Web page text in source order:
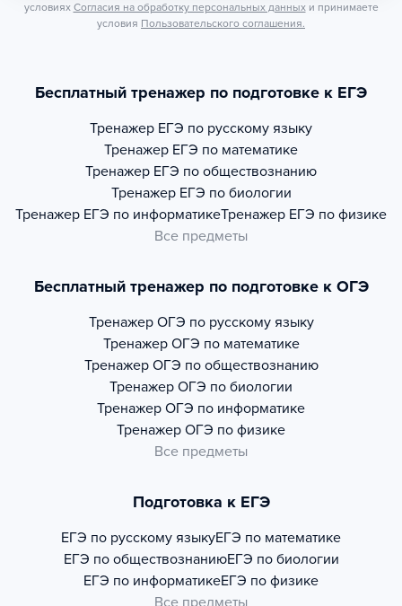
условиях Согласия на обработку персональных данных и принимаете
условия Пользовательского соглашения.
Бесплатный тренажер по подготовке к ЕГЭ
Тренажер ЕГЭ по русскому языку
Тренажер ЕГЭ по математике
Тренажер ЕГЭ по обществознанию
Тренажер ЕГЭ по биологии
Тренажер ЕГЭ по информатикеТренажер ЕГЭ по физике
Все предметы
Бесплатный тренажер по подготовке к ОГЭ
Тренажер ОГЭ по русскому языку
Тренажер ОГЭ по математике
Тренажер ОГЭ по обществознанию
Тренажер ОГЭ по биологии
Тренажер ОГЭ по информатике
Тренажер ОГЭ по физике
Все предметы
Подготовка к ЕГЭ
ЕГЭ по русскому языкуЕГЭ по математике
ЕГЭ по обществознаниюЕГЭ по биологии
ЕГЭ по информатикеЕГЭ по физике
Все предметы